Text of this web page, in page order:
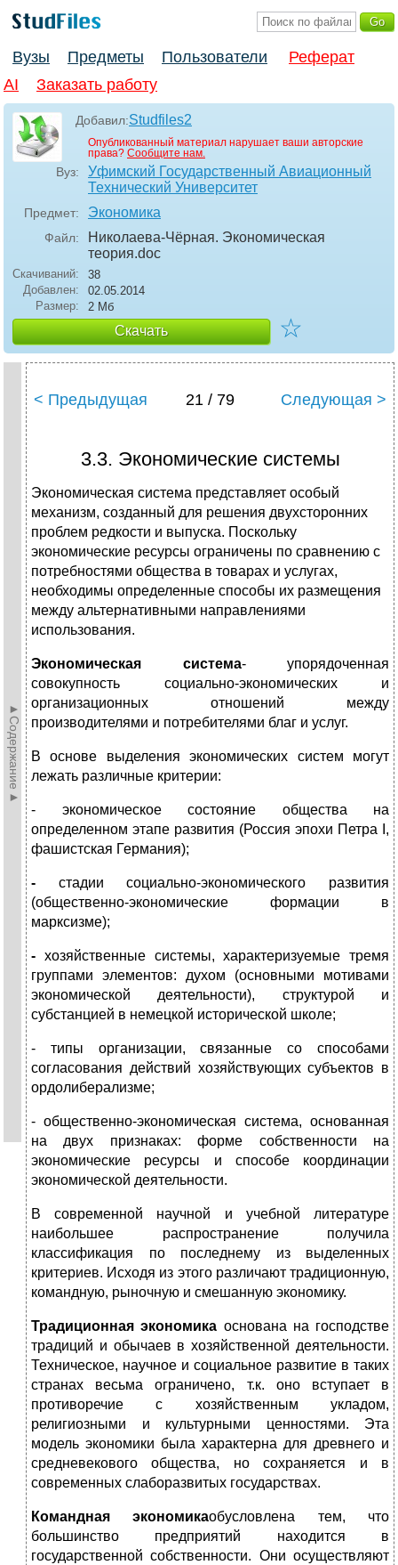
Вузы Предметы Пользователи
Реферат
AI
Заказать работу
Добавил:Studfiles2
Опубликованный материал нарушает ваши авторские
права? Сообщите нам.
Вуз:
Уфимский Государственный Авиационный
Технический Университет
Предмет: Экономика
Файл:
Николаева-Чёрная. Экономическая
теория.doc
Скачиваний:
38
Добавлен:
02.05.2014
Размер:
2 Мб
Скачать ☆
►Содержание►
< Предыдущая 21 / 79 Следующая >
3.3. Экономические системы
Экономическая система представляет особый
механизм, созданный для решения двухсторонних
проблем редкости и выпуска. Поскольку
экономические ресурсы ограничены по сравнению с
потребностями общества в товарах и услугах,
необходимы определенные способы их размещения
между альтернативными направлениями
использования.
Экономическая система- упорядоченная
совокупность социально-экономических и
организационных отношений между
производителями и потребителями благ и услуг.
В основе выделения экономических систем могут
лежать различные критерии:
- экономическое состояние общества на
определенном этапе развития (Россия эпохи Петра I,
фашистская Германия);
- стадии социально-экономического развития
(общественно-экономические формации в
марксизме);
- хозяйственные системы, характеризуемые тремя
группами элементов: духом (основными мотивами
экономической деятельности), структурой и
субстанцией в немецкой исторической школе;
- типы организации, связанные со способами
согласования действий хозяйствующих субъектов в
ордолиберализме;
- общественно-экономическая система, основанная
на двух признаках: форме собственности на
экономические ресурсы и способе координации
экономической деятельности.
В современной научной и учебной литературе
наибольшее распространение получила
классификация по последнему из выделенных
критериев. Исходя из этого различают традиционную,
командную, рыночную и смешанную экономику.
Традиционная экономика основана на господстве
традиций и обычаев в хозяйственной деятельности.
Техническое, научное и социальное развитие в таких
странах весьма ограничено, т.к. оно вступает в
противоречие с хозяйственным укладом,
религиозными и культурными ценностями. Эта
модель экономики была характерна для древнего и
средневекового общества, но сохраняется и в
современных слаборазвитых государствах.
Командная экономикаобусловлена тем, что
большинство предприятий находится в
государственной собственности. Они осуществляют